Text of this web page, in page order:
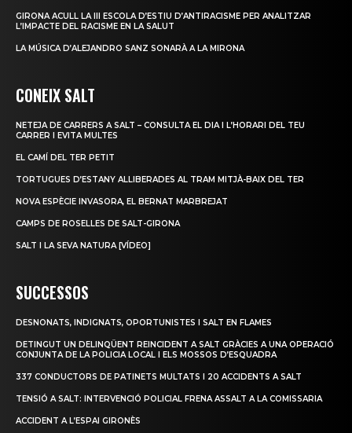
GIRONA ACULL LA III ESCOLA D’ESTIU D’ANTIRACISME PER ANALITZAR
L’IMPACTE DEL RACISME EN LA SALUT
LA MÚSICA D’ALEJANDRO SANZ SONARÀ A LA MIRONA
CONEIX SALT
NETEJA DE CARRERS A SALT – CONSULTA EL DIA I L’HORARI DEL TEU
CARRER I EVITA MULTES
EL CAMÍ DEL TER PETIT
TORTUGUES D’ESTANY ALLIBERADES AL TRAM MITJÀ-BAIX DEL TER
NOVA ESPÈCIE INVASORA, EL BERNAT MARBREJAT
CAMPS DE ROSELLES DE SALT-GIRONA
SALT I LA SEVA NATURA [VÍDEO]
SUCCESSOS
DESNONATS, INDIGNATS, OPORTUNISTES I SALT EN FLAMES
DETINGUT UN DELINQÜENT REINCIDENT A SALT GRÀCIES A UNA OPERACIÓ
CONJUNTA DE LA POLICIA LOCAL I ELS MOSSOS D’ESQUADRA
337 CONDUCTORS DE PATINETS MULTATS I 20 ACCIDENTS A SALT
TENSIÓ A SALT: INTERVENCIÓ POLICIAL FRENA ASSALT A LA COMISSARIA
ACCIDENT A L’ESPAI GIRONÈS